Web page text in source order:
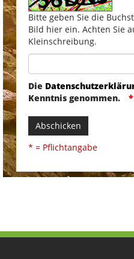
Bitte geben Sie die
Bild hier ein. Achten Sie
Kleinschreibung.
Die
Kenntnis genommen.
Abschicken
* = Pflichtangabe